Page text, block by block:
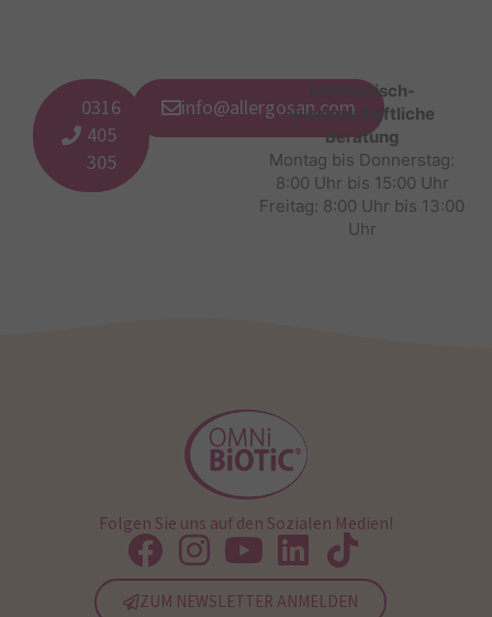
0316
405
305
info@allergosan.com
Medizinisch-
wissenschaftliche
Beratung
Montag bis Donnerstag:
8:00 Uhr bis 15:00 Uhr
Freitag: 8:00 Uhr bis 13:00
Uhr
Folgen Sie uns auf den Sozialen Medien!
ZUM NEWSLETTER ANMELDEN